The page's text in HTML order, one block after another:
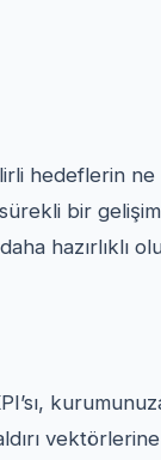
hedeflerin ne
bir
hazırlıklı